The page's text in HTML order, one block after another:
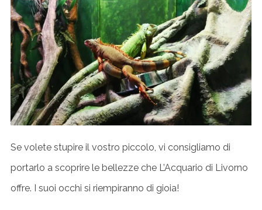
Se volete stupire il vostro piccolo, vi consigliamo di
portarlo a scoprire le bellezze che L’Acquario di Livorno
offre. I suoi occhi si riempiranno di gioia!